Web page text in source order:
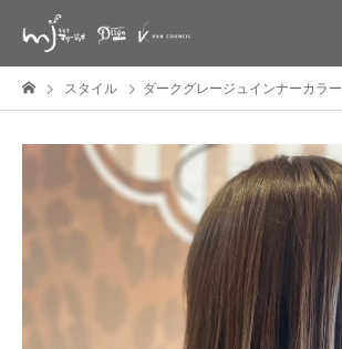
スタイル ダークグレージュインナーカラー